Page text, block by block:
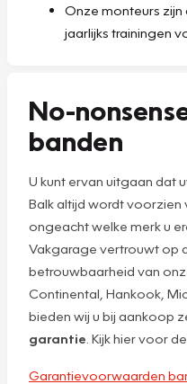
Onze monteurs
jaarlijks trainingen
No-
banden
U kunt ervan uitgaan dat
Balk altijd wordt voorzien
ongeacht welke merk u
Vakgarage vertrouwt op
betrouwbaarheid van
Continental, Hankook,
bieden wij u bij aankoop
garantie . Kijk hier voor
Garantievoorwaarden